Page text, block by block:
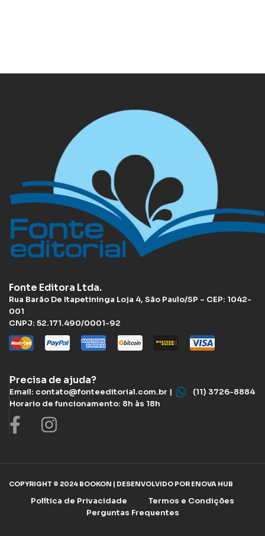
Fonte Editora Ltda.
Rua Barão De Itapetininga Loja 4, São Paulo/SP – CEP: 1042-
001
CNPJ: 52.171.490/0001-92
Precisa de ajuda?
Email: contato@fonteeditorial.com.br |
(11) 3726-8884
Horario de funcionamento: 8h às 18h
COPYRIGHT © 2024 BOOKON | DESENVOLVIDO POR ENOVA HUB
Política de Privacidade
Termos e Condições
Perguntas Frequentes